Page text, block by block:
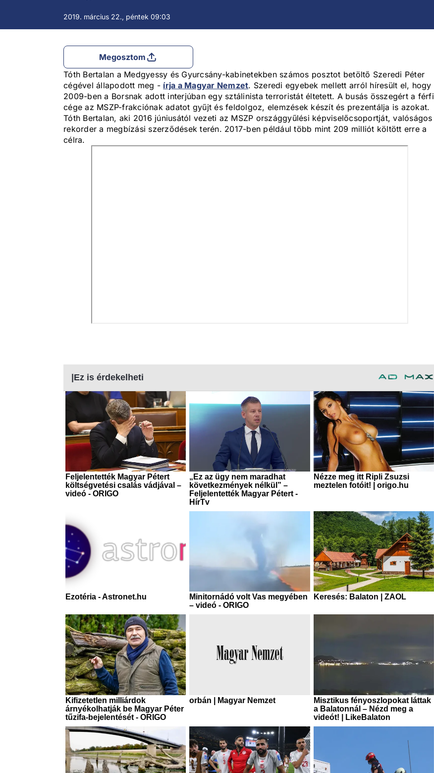
2019. március 22., péntek 09:03
Megosztom
Tóth Bertalan a Medgyessy és Gyurcsány-kabinetekben számos posztot betöltő Szeredi Péter
cégével állapodott meg - írja a Magyar Nemzet. Szeredi egyebek mellett arról híresült el, hogy
2009-ben a Borsnak adott interjúban egy sztálinista terroristát éltetett. A busás összegért a férfi
cége az MSZP-frakciónak adatot gyűjt és feldolgoz, elemzések készít és prezentálja is azokat.
Tóth Bertalan, aki 2016 júniusától vezeti az MSZP országgyűlési képviselőcsoportját, valóságos
rekorder a megbízási szerződések terén. 2017-ben például több mint 209 milliót költött erre a
célra.